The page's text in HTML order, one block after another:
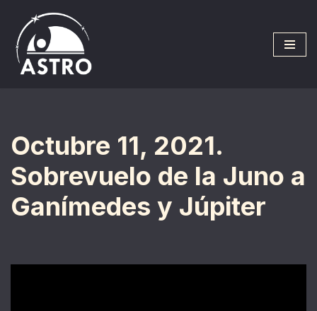
Saltar
al
contenido
Octubre 11, 2021.
Sobrevuelo de la Juno a
Ganímedes y Júpiter